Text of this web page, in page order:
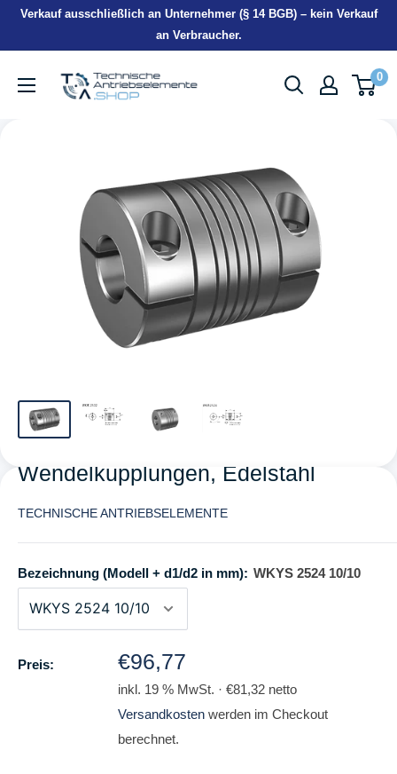
DirektVerkauf ausschließlich an Unternehmer (§ 14 BGB) – kein Verkauf
an Verbraucher.
TEA-
Shop
0
Wendelkupplungen, Edelstahl
TECHNISCHE ANTRIEBSELEMENTE
Bezeichnung (Modell + d1/d2 in mm): WKYS 2524 10/10
Preis: Normalpreis
€96,77
inkl. 19 % MwSt. · €81,32 netto
Versandkosten werden im Checkout
berechnet.